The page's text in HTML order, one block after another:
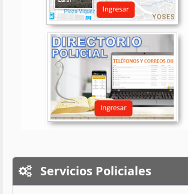
Servicios Policiales